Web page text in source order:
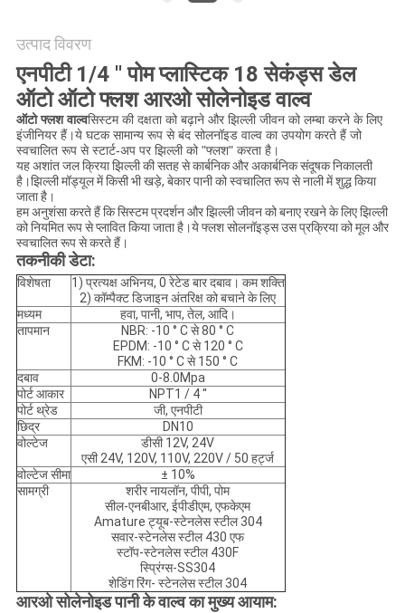
उत्पाद विवरण
एनपीटी 1/4 '' पोम प्लास्टिक 18 सेकंड्स डेल
ऑटो ऑटो फ्लश आरओ सोलेनोइड वाल्व
ऑटो फ्लश वाल्वसिस्टम की दक्षता को बढ़ाने और झिल्ली जीवन को लम्बा करने के लिए
इंजीनियर हैं।ये घटक सामान्य रूप से बंद सोलनॉइड वाल्व का उपयोग करते हैं जो
स्वचालित रूप से स्टार्ट-अप पर झिल्ली को "फ्लश" करता है।
यह अशांत जल क्रिया झिल्ली की सतह से कार्बनिक और अकार्बनिक संदूषक निकालती
है।झिल्ली मॉड्यूल में किसी भी खड़े, बेकार पानी को स्वचालित रूप से नाली में शुद्ध किया
जाता है।
हम अनुशंसा करते हैं कि सिस्टम प्रदर्शन और झिल्ली जीवन को बनाए रखने के लिए झिल्ली
को नियमित रूप से प्लावित किया जाता है।ये फ्लश सोलनॉइड्स उस प्रक्रिया को मूल और
स्वचालित रूप से करते हैं।
तकनीकी डेटा:
विशेषता
1) प्रत्यक्ष अभिनय, 0 रेटेड बार दबाव। कम शक्ति
2) कॉम्पैक्ट डिजाइन अंतरिक्ष को बचाने के लिए
मध्यम
हवा, पानी, भाप, तेल, आदि।
तापमान
NBR: -10 ° C से 80 ° C
EPDM: -10 ° C से 120 ° C
FKM: -10 ° C से 150 ° C
दबाव
0-8.0Mpa
पोर्ट आकार
NPT1 / 4 ''
पोर्ट थ्रेड
जी, एनपीटी
छिद्र
DN10
वोल्टेज
डीसी 12V, 24V
एसी 24V, 120V, 110V, 220V / 50 हर्ट्ज
वोल्टेज सीमा
± 10%
सामग्री
शरीर नायलॉन, पीपी, पोम
सील-एनबीआर, ईपीडीएम, एफकेएम
Amature ट्यूब-स्टेनलेस स्टील 304
सवार-स्टेनलेस स्टील 430 एफ
स्टॉप-स्टेनलेस स्टील 430F
स्प्रिंग्स-SS304
शेडिंग रिंग- स्टेनलेस स्टील 304
आरओ सोलेनोइड पानी के वाल्व का मुख्य आयाम: